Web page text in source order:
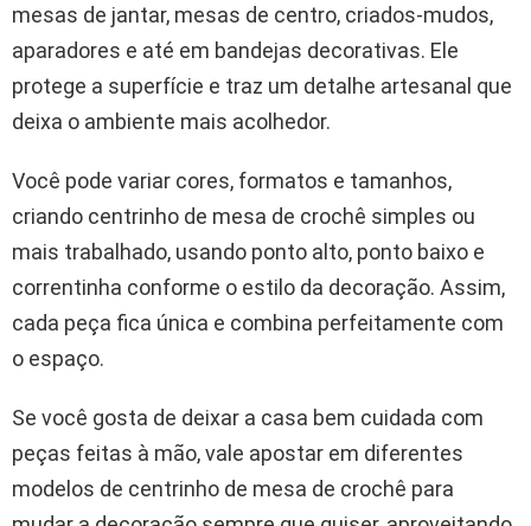
mesas de jantar, mesas de centro, criados-mudos,
aparadores e até em bandejas decorativas. Ele
protege a superfície e traz um detalhe artesanal que
deixa o ambiente mais acolhedor.
Você pode variar cores, formatos e tamanhos,
criando centrinho de mesa de crochê simples ou
mais trabalhado, usando ponto alto, ponto baixo e
correntinha conforme o estilo da decoração. Assim,
cada peça fica única e combina perfeitamente com
o espaço.
Se você gosta de deixar a casa bem cuidada com
peças feitas à mão, vale apostar em diferentes
modelos de centrinho de mesa de crochê para